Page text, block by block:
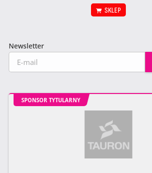
SKLEP
Newsletter
SPONSOR TYTULARNY